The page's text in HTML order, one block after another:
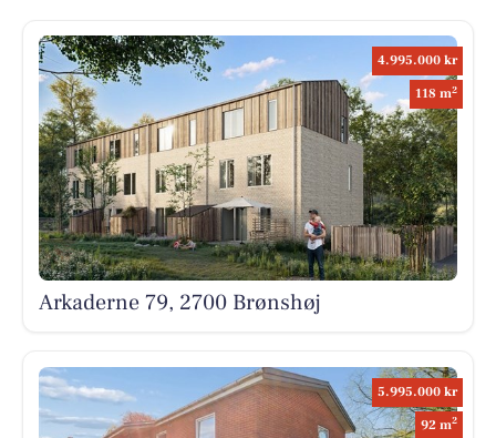
4.995.000 kr
118 m2
Arkaderne 79, 2700 Brønshøj
5.995.000 kr
92 m2